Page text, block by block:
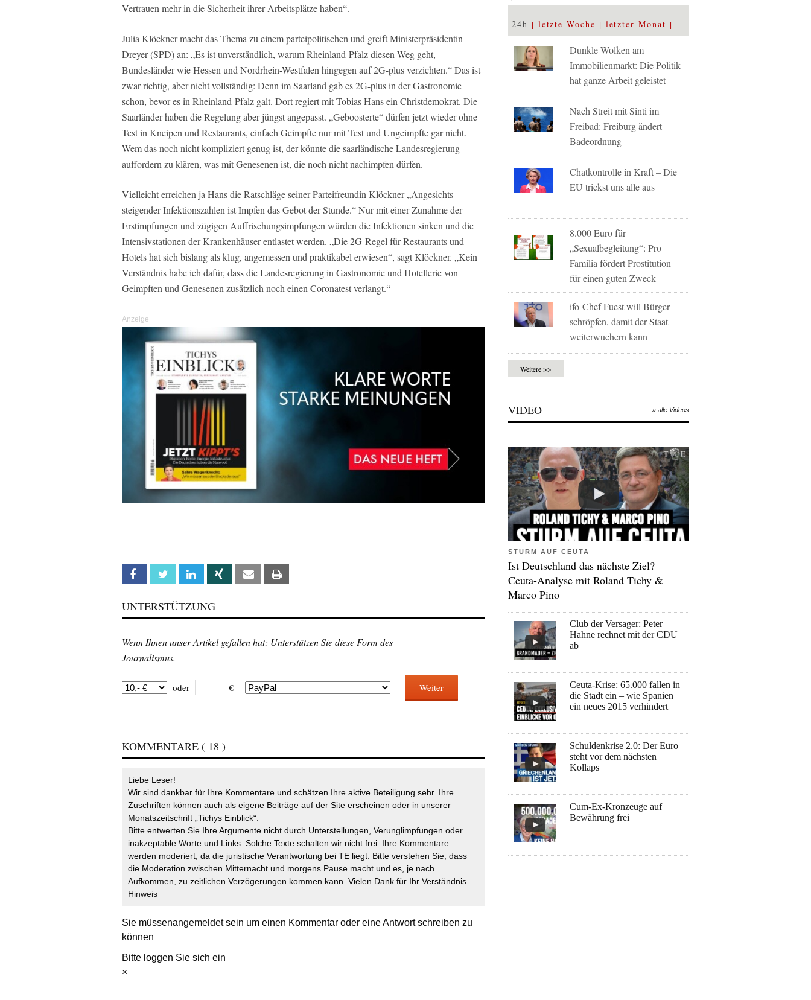
Vertrauen mehr in die Sicherheit ihrer Arbeitsplätze haben“.
Julia Klöckner macht das Thema zu einem parteipolitischen und greift Ministerpräsidentin
Dreyer (SPD) an: „Es ist unverständlich, warum Rheinland-Pfalz diesen Weg geht,
Bundesländer wie Hessen und Nordrhein-Westfalen hingegen auf 2G-plus verzichten.“ Das ist
zwar richtig, aber nicht vollständig: Denn im Saarland gab es 2G-plus in der Gastronomie
schon, bevor es in Rheinland-Pfalz galt. Dort regiert mit Tobias Hans ein Christdemokrat. Die
Saarländer haben die Regelung aber jüngst angepasst. „Geboosterte“ dürfen jetzt wieder ohne
Test in Kneipen und Restaurants, einfach Geimpfte nur mit Test und Ungeimpfte gar nicht.
Wem das noch nicht kompliziert genug ist, der könnte die saarländische Landesregierung
auffordern zu klären, was mit Genesenen ist, die noch nicht nachimpfen dürfen.
Vielleicht erreichen ja Hans die Ratschläge seiner Parteifreundin Klöckner „Angesichts
steigender Infektionszahlen ist Impfen das Gebot der Stunde.“ Nur mit einer Zunahme der
Erstimpfungen und zügigen Auffrischungsimpfungen würden die Infektionen sinken und die
Intensivstationen der Krankenhäuser entlastet werden. „Die 2G-Regel für Restaurants und
Hotels hat sich bislang als klug, angemessen und praktikabel erwiesen“, sagt Klöckner. „Kein
Verständnis habe ich dafür, dass die Landesregierung in Gastronomie und Hotellerie von
Geimpften und Genesenen zusätzlich noch einen Coronatest verlangt.“
Anzeige
Facebook Twitter Linkedin Xing Email
UNTERSTÜTZUNG
Wenn Ihnen unser Artikel gefallen hat: Unterstützen Sie diese Form des
Journalismus.
oder € Weiter
KOMMENTARE ( 18 )
Liebe Leser!
Wir sind dankbar für Ihre Kommentare und schätzen Ihre aktive Beteiligung sehr. Ihre
Zuschriften können auch als eigene Beiträge auf der Site erscheinen oder in unserer
Monatszeitschrift „Tichys Einblick“.
Bitte entwerten Sie Ihre Argumente nicht durch Unterstellungen, Verunglimpfungen oder
inakzeptable Worte und Links. Solche Texte schalten wir nicht frei. Ihre Kommentare
werden moderiert, da die juristische Verantwortung bei TE liegt. Bitte verstehen Sie, dass
die Moderation zwischen Mitternacht und morgens Pause macht und es, je nach
Aufkommen, zu zeitlichen Verzögerungen kommen kann. Vielen Dank für Ihr Verständnis.
Hinweis
Sie müssenangemeldetsein um einen Kommentar oder eine Antwort schreiben zu
können
Bitte loggen Sie sich ein
×
24h letzte Woche letzter Monat
Dunkle Wolken am
Immobilienmarkt: Die Politik
hat ganze Arbeit geleistet
Nach Streit mit Sinti im
Freibad: Freiburg ändert
Badeordnung
Chatkontrolle in Kraft – Die
EU trickst uns alle aus
8.000 Euro für
„Sexualbegleitung“: Pro
Familia fördert Prostitution
für einen guten Zweck
ifo-Chef Fuest will Bürger
schröpfen, damit der Staat
weiterwuchern kann
Weitere >>
VIDEO » alle Videos
STURM AUF CEUTA
Ist Deutschland das nächste Ziel? –
Ceuta-Analyse mit Roland Tichy &
Marco Pino
Club der Versager: Peter
Hahne rechnet mit der CDU
ab
Ceuta-Krise: 65.000 fallen in
die Stadt ein – wie Spanien
ein neues 2015 verhindert
Schuldenkrise 2.0: Der Euro
steht vor dem nächsten
Kollaps
Cum-Ex-Kronzeuge auf
Bewährung frei